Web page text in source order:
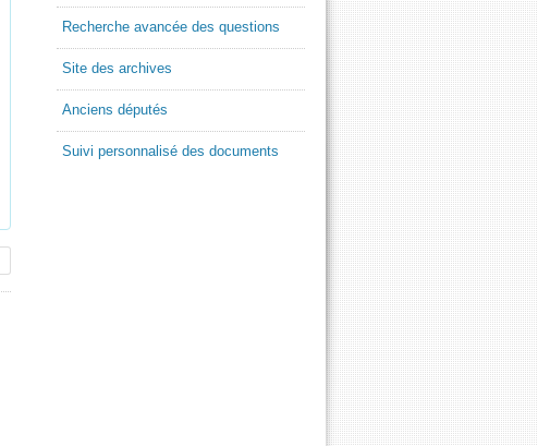
Recherche avancée des questions
Site des archives
Anciens députés
Suivi personnalisé des documents